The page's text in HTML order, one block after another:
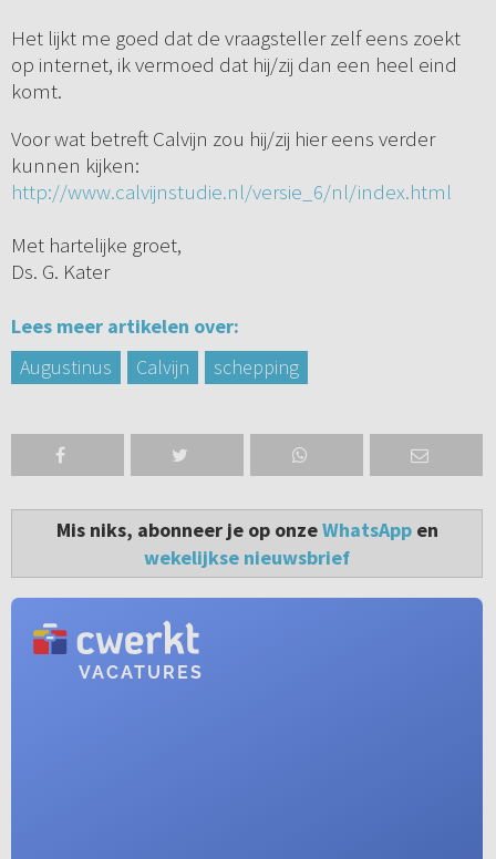
Het lijkt me goed dat de vraagsteller zelf eens zoekt
op internet, ik vermoed dat hij/zij dan een heel eind
komt.
Voor wat betreft Calvijn zou hij/zij hier eens verder
kunnen kijken:
http://www.calvijnstudie.nl/versie_6/nl/index.html
Met hartelijke groet,
Ds. G. Kater
Lees meer artikelen over:
Augustinus
Calvijn schepping
Mis niks, abonneer je op onzeWhatsAppen
wekelijkse nieuwsbrief